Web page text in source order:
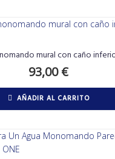
mural con caño
93,00€
AÑADIR AL CARRITO